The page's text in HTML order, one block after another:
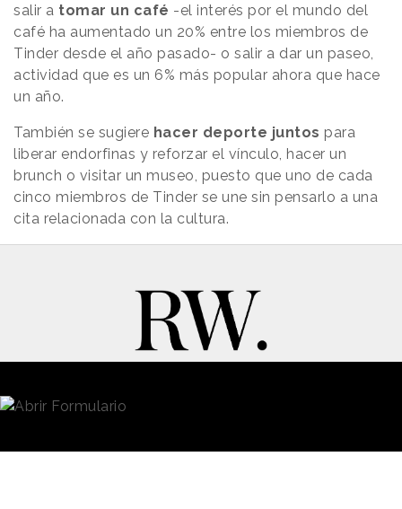
salir a tomar un café -el interés por el mundo del
café ha aumentado un 20% entre los miembros de
Tinder desde el año pasado- o salir a dar un paseo,
actividad que es un 6% más popular ahora que hace
un año.
También se sugiere hacer deporte juntos para
liberar endorfinas y reforzar el vínculo, hacer un
brunch o visitar un museo, puesto que uno de cada
cinco miembros de Tinder se une sin pensarlo a una
cita relacionada con la cultura.
Contacto